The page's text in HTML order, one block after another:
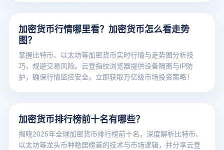
加密货币行情哪里看？加密货币怎么看走势
图？
掌握比特币、以太坊等加密货币实时行情与走势图分析技
巧，规避交易风险。云登指纹浏览器提供设备隔离与IP防
护，确保行情监控安全。立即获取万亿级市场投资策略！
加密货币排行榜前十名有哪些？
揭晓2025年全球加密货币排行榜前十名，深度解析比特币、
以太坊等龙头币种稳居榜首的技术与市场逻辑，并分享云登